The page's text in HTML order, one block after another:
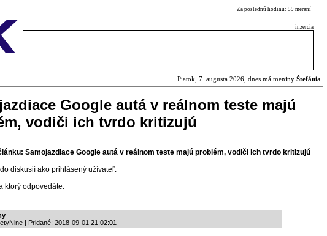
Za poslednú hodinu: 59 meraní
inzercia
Piatok, 7. augusta 2026, dnes má meniny Štefánia
Google autá v reálnom teste majú
vodiči ich tvrdo kritizujú
Samojazdiace Google autá v reálnom teste majú problém, vodiči ich tvrdo kritizujú
diskusií ako prihlásený užívateľ.
ktorý odpovedáte:
| Pridané: 2018-09-01 21:02:01